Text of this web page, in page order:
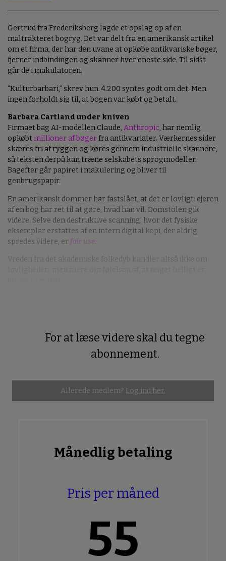
Gertrud fra Frederiksberg lagde et opslag op af en
maltrakteret bogryg. Det var delt fra en amerikansk artikel
om et firma, der har den uvane at opkøbe antikvariske bøger,
fjerner indbindingen og skanner hver eneste side. Til sidst
går de i makulatoren.
“Kulturbarbari,” skrev hun. 4.200 syntes godt om det. Men
ingen forholdt sig til, at bogen var købt og betalt.
Barbara Cartland under kniven
Firmaet bag AI-modellen Claude, Anthropic, har nemlig
opkøbt millioner af bøgerfra antikvariater. Værkernes sider
skæres fri af ryggen og køres gennem industrielle skannere,
så teksten derpå kan træne selskabets sprogmodeller.
Bagefter går papiret i makulering og bliver til
genbrugspapir.
En amerikansk dommer har fastslået, at det er lovligt: ejeren
af en bog har ret til at gøre, hvad han vil. Domstolen gik
videre. Selve den destruktive scanning, hvor det fysiske
eksemplar erstattes af en intern digital kopi, der aldrig
spredes videre, er fair use.
Vreden fra det akademiske folkedyb handler altså ikke om
For at læse videre skal du tegne
abonnement.
Allerede medlem? Log ind her.
Månedlig betaling
Pris per måned
55